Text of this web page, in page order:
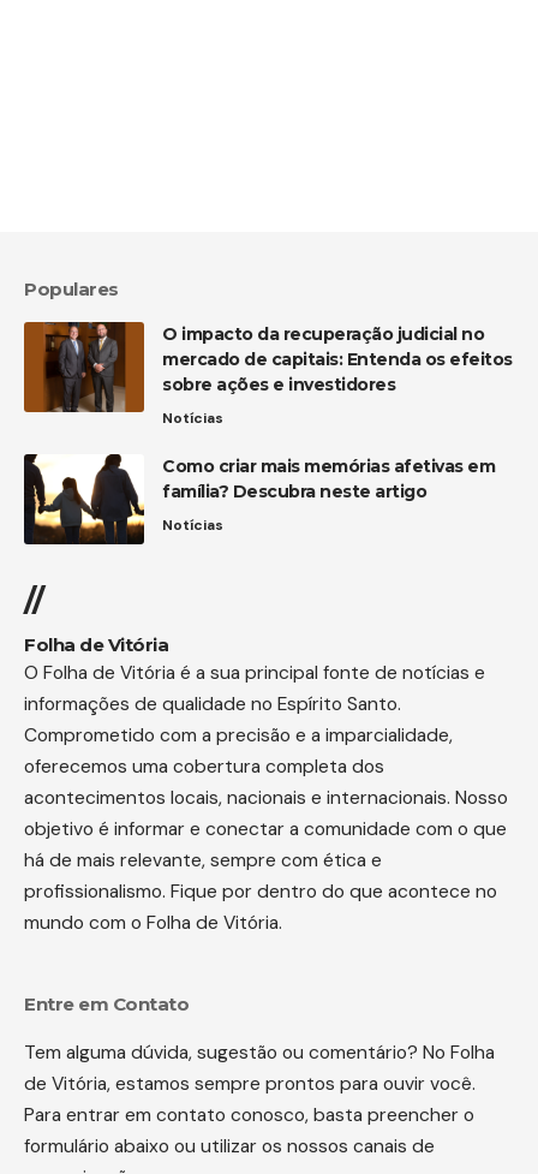
Populares
O impacto da recuperação judicial no
mercado de capitais: Entenda os efeitos
sobre ações e investidores
Notícias
Como criar mais memórias afetivas em
família? Descubra neste artigo
Notícias
//
Folha de Vitória
O Folha de Vitória é a sua principal fonte de notícias e
informações de qualidade no Espírito Santo.
Comprometido com a precisão e a imparcialidade,
oferecemos uma cobertura completa dos
acontecimentos locais, nacionais e internacionais. Nosso
objetivo é informar e conectar a comunidade com o que
há de mais relevante, sempre com ética e
profissionalismo. Fique por dentro do que acontece no
mundo com o Folha de Vitória.
Entre em Contato
Tem alguma dúvida, sugestão ou comentário? No Folha
de Vitória, estamos sempre prontos para ouvir você.
Para entrar em contato conosco, basta preencher o
formulário abaixo ou utilizar os nossos canais de